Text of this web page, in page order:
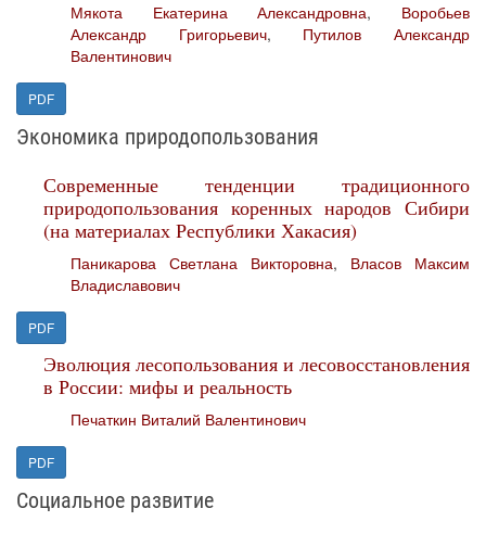
Мякота Екатерина Александровна, Воробьев
Александр Григорьевич, Путилов Александр
Валентинович
PDF
Экономика природопользования
Современные тенденции традиционного
природопользования коренных народов Сибири
(на материалах Республики Хакасия)
Паникарова Светлана Викторовна, Власов Максим
Владиславович
PDF
Эволюция лесопользования и лесовосстановления
в России: мифы и реальность
Печаткин Виталий Валентинович
PDF
Социальное развитие